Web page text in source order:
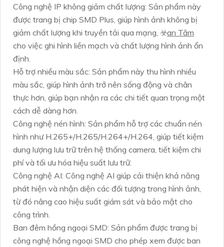
Công nghệ IP không giảm chất lượng: Sản phẩm này
được trang bị chip SMD Plus, giúp hình ảnh không bị
giảm chất lượng khi truyền tải qua mạng, ☣️an Tâm
cho việc ghi hình liền mạch và chất lượng hình ảnh ổn
định.
Hỗ trợ nhiều màu sắc: Sản phẩm này thu hình nhiều
màu sắc, giúp hình ảnh trở nên sống động và chân
thực hơn, giúp bạn nhận ra các chi tiết quan trọng một
cách dễ dàng hơn.
Công nghệ nén hình: Sản phẩm hỗ trợ các chuẩn nén
hình như H.265+/H.265/H.264+/H.264, giúp tiết kiệm
dung lượng lưu trữ trên hệ thống camera, tiết kiệm chi
phí và tối ưu hóa hiệu suất lưu trữ.
Công nghệ AI: Công nghệ AI giúp cải thiện khả năng
phát hiện và nhận diện các đối tượng trong hình ảnh,
từ đó nâng cao hiệu suất giám sát và bảo mật cho
công trình.
Ban đêm hồng ngoại SMD: Sản phẩm được trang bị
công nghệ hồng ngoại SMD cho phép xem được ban